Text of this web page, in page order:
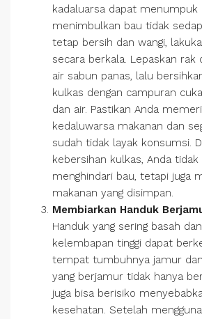
kadaluarsa dapat menumpuk
menimbulkan bau tidak
tetap bersih dan wangi,
secara berkala. Lepaskan rak
air sabun panas, lalu
kulkas dengan campuran
dan air. Pastikan Anda
kedaluwarsa makanan dan
sudah tidak layak konsumsi.
kebersihan kulkas, Anda tidak
menghindari bau, tetapi juga
makanan yang disimpan.
Membiarkan Handuk
Handuk yang sering basah
kelembapan tinggi dapat
tempat tumbuhnya jamur
yang berjamur tidak hanya
juga bisa berisiko
kesehatan. Setelah